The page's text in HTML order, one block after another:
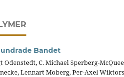
Bandet
Odenstedt, C. Michael Sperberg-
Lennart Moberg, Per-Axel